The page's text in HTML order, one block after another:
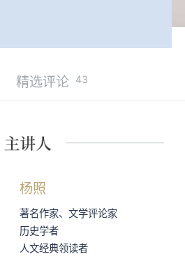
精选评论 43
杨照
著名作家、文学评论家
历史学者
人文经典领读者